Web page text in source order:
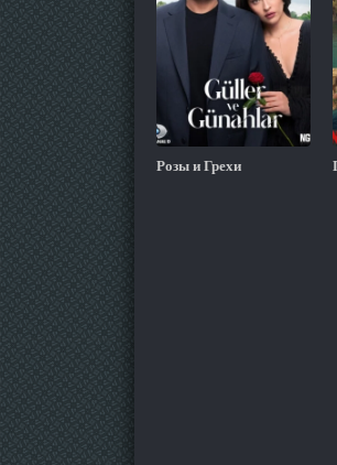
Розы и Грехи